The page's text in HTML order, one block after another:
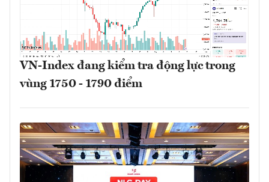
VN-Index đang kiểm tra động lực trong
vùng 1750 - 1790 điểm